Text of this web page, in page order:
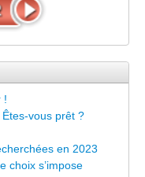
!
vous prêt ?
en 2023
choix s’impose